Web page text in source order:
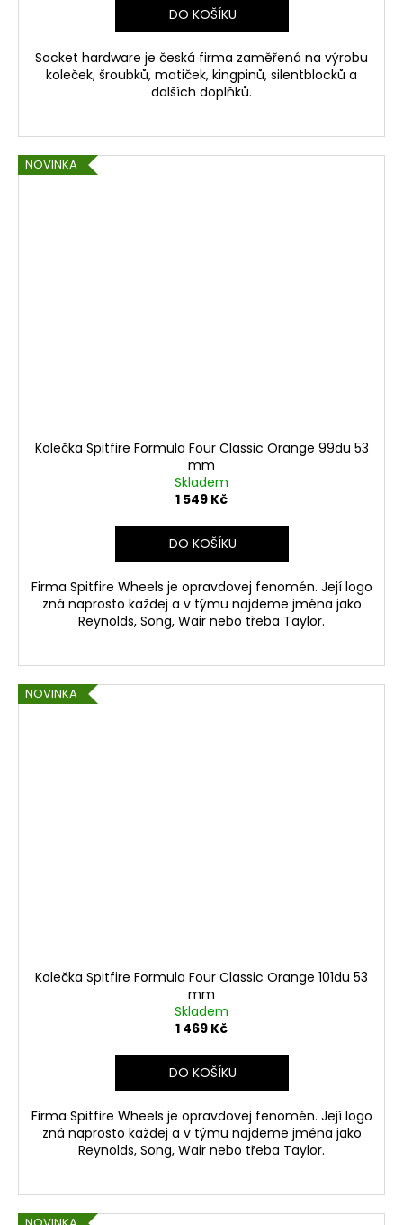
DO KOŠÍKU
Socket hardware je česká firma zaměřená na výrobu
koleček, šroubků, matiček, kingpinů, silentblocků a
dalších doplňků.
NOVINKA
Kolečka Spitfire Formula Four Classic Orange 99du 53
mm
Skladem
1 549 Kč
DO KOŠÍKU
Firma Spitfire Wheels je opravdovej fenomén. Její logo
zná naprosto každej a v týmu najdeme jména jako
Reynolds, Song, Wair nebo třeba Taylor.
NOVINKA
Kolečka Spitfire Formula Four Classic Orange 101du 53
mm
Skladem
1 469 Kč
DO KOŠÍKU
Firma Spitfire Wheels je opravdovej fenomén. Její logo
zná naprosto každej a v týmu najdeme jména jako
Reynolds, Song, Wair nebo třeba Taylor.